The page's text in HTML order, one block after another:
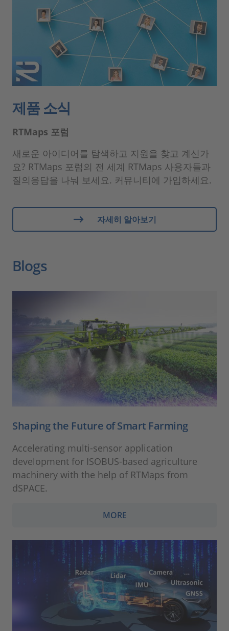
제품 소식
RTMaps 포럼
새로운 아이디어를 탐색하고 지원을 찾고 계신가
요? RTMaps 포럼의 전 세계 RTMaps 사용자들과
질의응답을 나눠 보세요. 커뮤니티에 가입하세요.
자세히 알아보기
Blogs
Shaping the Future of Smart Farming
Accelerating multi‑sensor application
development for ISOBUS‑based agriculture
machinery with the help of RTMaps from
dSPACE.
MORE